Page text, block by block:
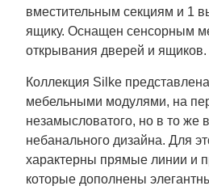
вместительным секциям и 1
ящику. Оснащен сенсорным
открывания дверей и ящиков.
Коллекция Silke
мебельными модулями, на
незамысловатого, но в то же
небанального дизайна. Для
характерны прямые линии и
которые дополнены